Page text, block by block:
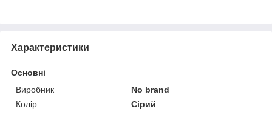
Характеристики
Основні
Виробник
No brand
Колір
Сірий